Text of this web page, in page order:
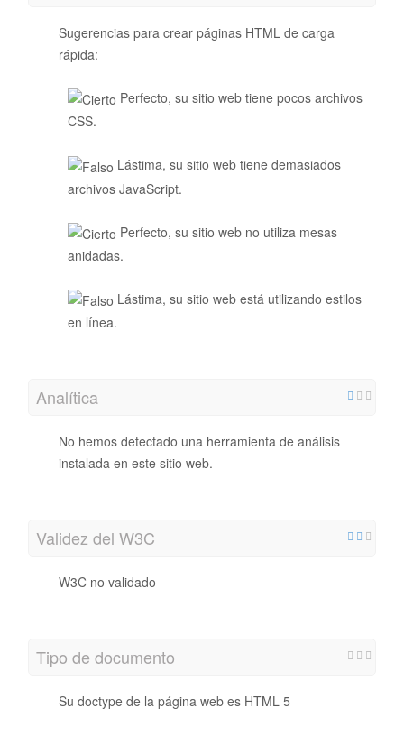
Sugerencias para crear páginas HTML de carga
rápida:
Perfecto, su sitio web tiene pocos archivos
CSS.
Lástima, su sitio web tiene demasiados
archivos JavaScript.
Perfecto, su sitio web no utiliza mesas
anidadas.
Lástima, su sitio web está utilizando estilos
en línea.
Analítica
No hemos detectado una herramienta de análisis
instalada en este sitio web.
Validez del W3C
W3C no validado
Tipo de documento
Su doctype de la página web es HTML 5